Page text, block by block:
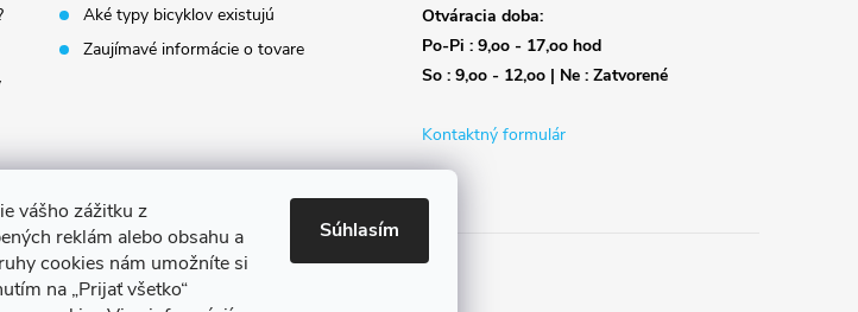
vášho zážitku z
reklám alebo obsahu a
cookies nám umožníte si
na „Prijať všetko“
Súhlasím
Aké typy bicyklov existujú
Zaujímavé informácie o tovare
Otváracia doba:
Po-Pi : 9,oo - 17,oo hod
So : 9,oo - 12,oo | Ne : Zatvorené
Kontaktný formulár